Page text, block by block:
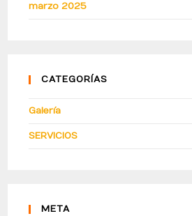
marzo 2025
CATEGORÍAS
Galería
SERVICIOS
META